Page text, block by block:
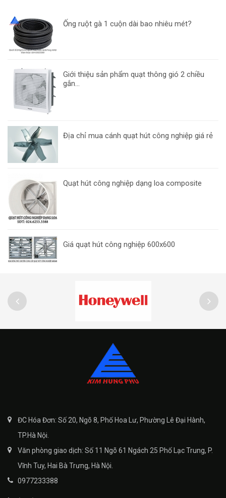
Ống ruột gà 1 cuộn dài bao nhiêu mét?
Giới thiệu sản phẩm quạt thông gió 2 chiều
gắn...
Địa chỉ mua cánh quạt hút công nghiệp giá rẻ
Quạt hút công nghiệp dạng loa composite
Giá quạt hút công nghiệp 600x600
ĐC Hóa Đơn: Số 20, Ngõ 8, Phố Hoa Lư, Phường Lê Đại Hành,
TP.Hà Nội.
Văn phòng giao dịch: Số 11 Ngõ 61 Ngách 25 Phố Lạc Trung, P.
Vĩnh Tuy, Hai Bà Trưng, Hà Nội.
0977233388